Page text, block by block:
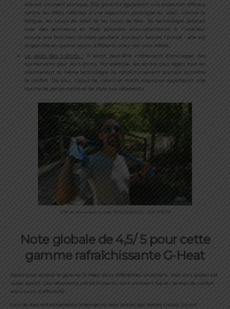
elle est vraiment pratique. Elle garantit également une protection efficace
contre les effets néfastes d’une exposition prolongée au soleil, comme la
fatigue, les coups de soleil et les maux de tête. Sa technologie polycool
avec des panneaux en fibre polymère ultra-absorbants à l’intérieur
assure une fraîcheur durable pendant plusieurs heures ! psssst : elle est
disponible en quatre coloris différents allez voir vous même.
Le poids des t-shirts : Il serait peut-être intéressant d’envisager des
ajustements pour les t-shirts. Par exemple, les rendre plus légers tout en
maintenant la même technologie de rafraîchissement pourrait accroître
le confort. De plus, l’ajout de coloris et motifs originaux apporterait une
touche de personnalité et de style aux vêtements.
10% de remise avec le code TRAILGHEAT10 – CLIC PHOTO
Note globale de 4,5/ 5 pour cette
gamme rafraîchissante G-Heat
Après avoir essayé la gamme G-Heat dans différentes situations, mon avis global est
super positif. Ces vêtements rafraîchissants sont vraiment top en termes de confort
mais aussi d’efficacité.
Lors de mes entraînements intenses ou mes sorties par temps chaud, ils ont